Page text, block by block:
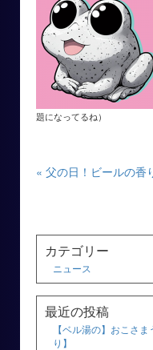
題になってるね）
« 父の日！ビールの香
カテゴリー
ニュース
最近の投稿
【ベル湯の】おこさ
り】